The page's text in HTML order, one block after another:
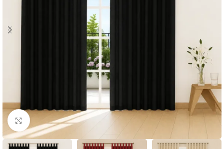
Click para agrandar